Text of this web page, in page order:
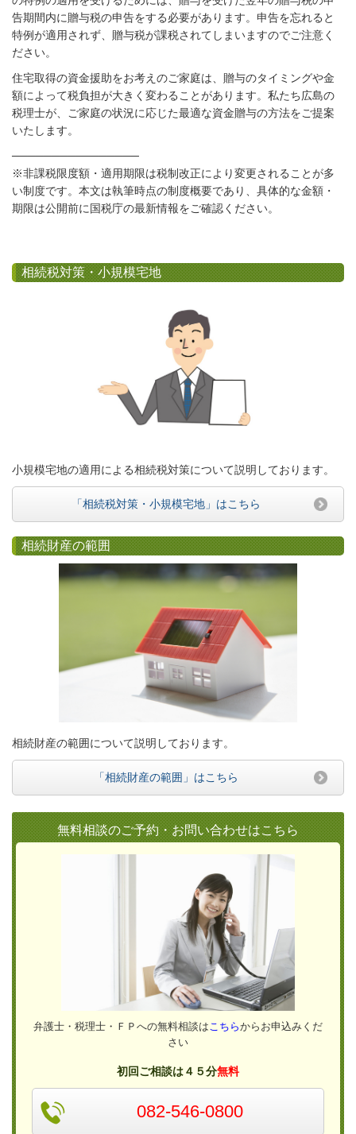
告期間内に贈与税の申告をする必要があります。申告を忘れると
特例が適用されず、贈与税が課税されてしまいますのでご注意く
ださい。
住宅取得の資金援助をお考えのご家庭は、贈与のタイミングや金
額によって税負担が大きく変わることがあります。私たち広島の
税理士が、ご家庭の状況に応じた最適な資金贈与の方法をご提案
いたします。
────────────────
※非課税限度額・適用期限は税制改正により変更されることが多
い制度です。本文は執筆時点の制度概要であり、具体的な金額・
期限は公開前に国税庁の最新情報をご確認ください。
相続税対策・小規模宅地
小規模宅地の適用による相続税対策について説明しております。
「相続税対策・小規模宅地」はこちら
相続財産の範囲
相続財産の範囲について説明しております。
「相続財産の範囲」はこちら
無料相談のご予約・お問い合わせはこちら
弁護士・税理士・ＦＰへの無料相談は こちらからお申込みくだ
さい
初回ご相談は４５分無料
082-546-0800